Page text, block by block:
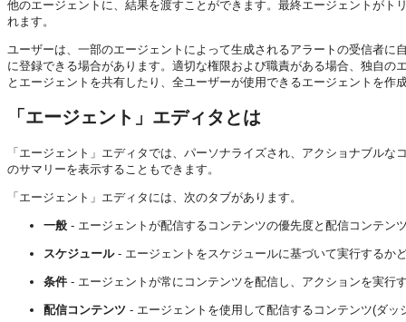
他のエージェントに、結果を渡すことができます。最終エージェントが
れます。
ユーザーは、一部のエージェントによって生成されるアラートの受信者
に登録できる場合があります。適切な権限および職責がある場合、独自
とエージェントを共有したり、全ユーザーが使用できるエージェントを作
「エージェント」エディタとは
「エージェント」エディタでは、パーソナライズされ、アクショナブル
のサマリーを表示することもできます。
「エージェント」エディタには、次のタブがあります。
一般 - エージェントが配信するコンテンツの優先度と配信コンテン
スケジュール- エージェントをスケジュールに基づいて実行するか
条件 - エージェントが常にコンテンツを配信し、アクションを実行
配信コンテンツ - エージェントを使用して配信するコンテンツ(ダ